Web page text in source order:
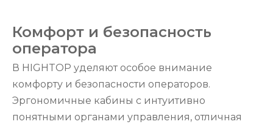
Комфорт и безопасность
оператора
В HIGHTOP уделяют особое внимание
комфорту и безопасности операторов.
Эргономичные кабины с интуитивно
понятными органами управления, отличная